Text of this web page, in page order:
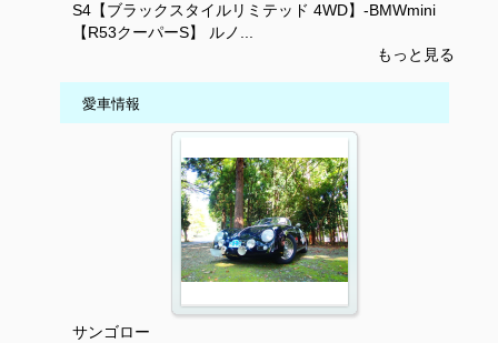
S4【ブラックスタイルリミテッド 4WD】-BMWmini
【R53クーパーS】 ルノ...
もっと見る
愛車情報
サンゴロー